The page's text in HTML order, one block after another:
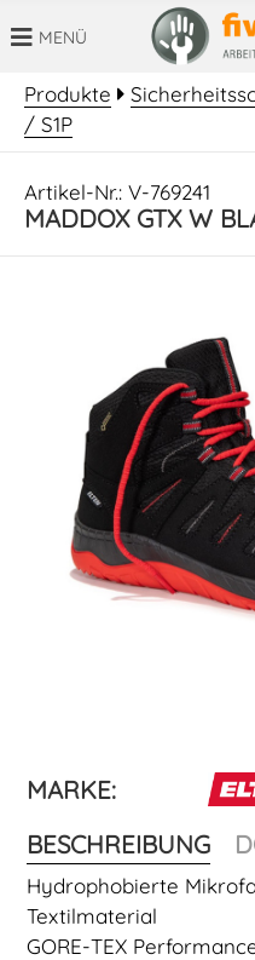
MENÜ
Produkte
/ S1P
Artikel-Nr.: V-769241
MADDOX GTX W
MARKE:
BESCHREIBUNG
Hydrophobierte
Textilmaterial
GORE-TEX